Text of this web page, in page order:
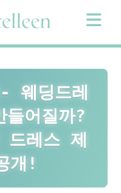
웨딩드레
어질까?
레스 제
개!